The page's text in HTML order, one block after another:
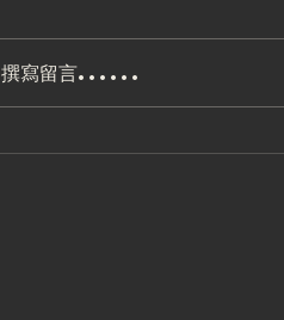
2026.8 三重館飛輪格鬥
撰寫留言......